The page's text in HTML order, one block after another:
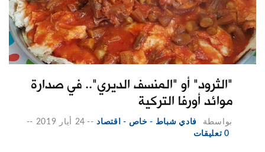
"الثرود" أو "المنسف الديري".. في صدارة
موائد أورفا التركية
بواسطة فادي شباط - خاص - اقتصاد-- 24 أيار 2019
--
0 تعليقات